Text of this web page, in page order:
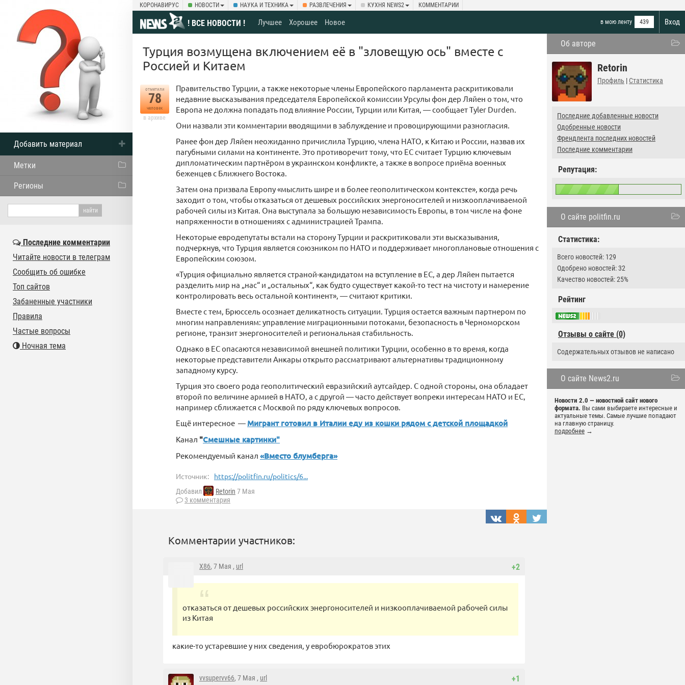
КОРОНАВИРУС НОВОСТИ НАУКА И ТЕХНИКА РАЗВЛЕЧЕНИЯ КУХНЯ NEWS2 КОММЕНТАРИИ
Вход
! ВСЕ НОВОСТИ ! в мою ленту 439
Лучшее Хорошее Новое
Об авторе
Retorin
Профиль | Статистика
Последние добавленные новости
Одобренные новости
Френдлента последних новостей
Последние комментарии
Репутация:
О сайте politfin.ru
Статистика:
Всего новостей: 129
Одобрено новостей: 32
Качество новостей: 25%
Рейтинг
Отзывы о сайте (0)
Содержательных отзывов не написано
О сайте News2.ru
Новости 2.0 — новостной сайт нового
формата. Вы сами выбираете интересные и
актуальные темы. Самые лучшие попадают
на главную страницу.
подробнее →
Турция возмущена включением её в "зловещую ось" вместе с
Россией и Китаем
отметили
78
человек
в архиве
Правительство Турции, а также некоторые члены Европейского парламента раскритиковали
недавние высказывания председателя Европейской комиссии Урсулы фон дер Ляйен о том, что
Европа не должна попадать под влияние России, Турции или Китая, — сообщает Tyler Durden.
Они назвали эти комментарии вводящими в заблуждение и провоцирующими разногласия.
Ранее фон дер Ляйен неожиданно причислила Турцию, члена НАТО, к Китаю и России, назвав их
пагубными силами на континенте. Это противоречит тому, что ЕС считает Турцию ключевым
дипломатическим партнёром в украинском конфликте, а также в вопросе приёма военных
беженцев с Ближнего Востока.
Затем она призвала Европу «мыслить шире и в более геополитическом контексте», когда речь
заходит о том, чтобы отказаться от дешевых российских энергоносителей и низкооплачиваемой
рабочей силы из Китая. Она выступала за большую независимость Европы, в том числе на фоне
напряженности в отношениях с администрацией Трампа.
Некоторые евродепутаты встали на сторону Турции и раскритиковали эти высказывания,
подчеркнув, что Турция является союзником по НАТО и поддерживает многоплановые отношения с
Европейским союзом.
«Турция официально является страной-кандидатом на вступление в ЕС, а дер Ляйен пытается
разделить мир на „нас“ и „остальных“, как будто существует какой-то тест на чистоту и намерение
контролировать весь остальной континент», — считают критики.
Вместе с тем, Брюссель осознает деликатность ситуации. Турция остается важным партнером по
многим направлениям: управление миграционными потоками, безопасность в Черноморском
регионе, транзит энергоносителей и региональная стабильность.
Однако в ЕС опасаются независимой внешней политики Турции, особенно в то время, когда
некоторые представители Анкары открыто рассматривают альтернативы традиционному
западному курсу.
Турция это своего рода геополитический евразийский аутсайдер. С одной стороны, она обладает
второй по величине армией в НАТО, а с другой — часто действует вопреки интересам НАТО и ЕС,
например сближается с Москвой по ряду ключевых вопросов.
Ещё интересное — Мигрант готовил в Италии еду из кошки рядом с детской площадкой
Канал "Смешные картинки"
Рекомендуемый канал «Вместо блумберга»
Источник: https://politfin.ru/politics/6...
Добавил Retorin 7 Мая
3 комментария
Комментарии участников:
+2
X86, 7 Мая , url
отказаться от дешевых российских энергоносителей и низкооплачиваемой рабочей силы
из Китая
какие-то устаревшие у них сведения, у евробюрократов этих
+1
vvsupervv66, 7 Мая , url
Добавить материал
Метки
Регионы
Последние комментарии
Читайте новости в телеграм
Сообщить об ошибке
Топ сайтов
Забаненные участники
Правила
Частые вопросы
Ночная тема